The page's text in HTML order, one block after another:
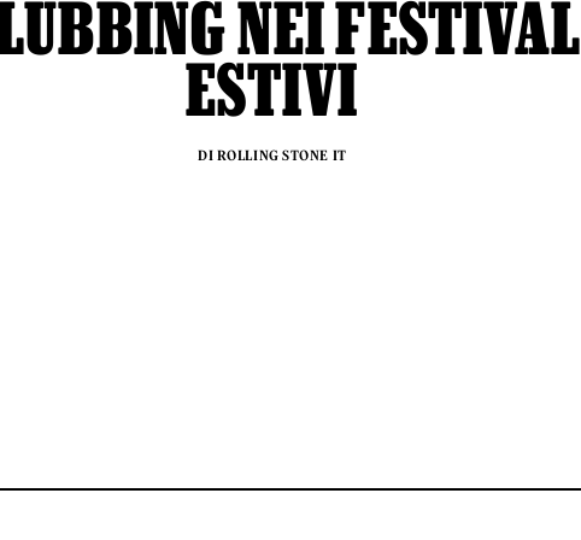
NEI FESTIVAL
ESTIVI
DI ROLLING STONE IT